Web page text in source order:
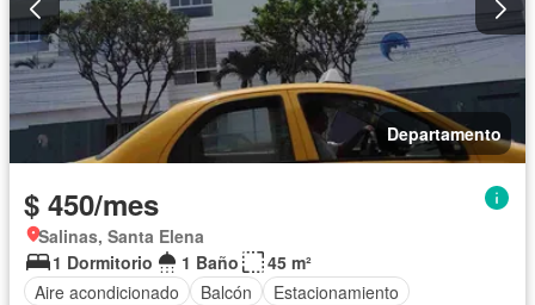
Departamento
$ 450/mes
Salinas, Santa Elena
1 Dormitorio
1 Baño
45 m²
Aire acondicionado
Balcón
Estacionamiento